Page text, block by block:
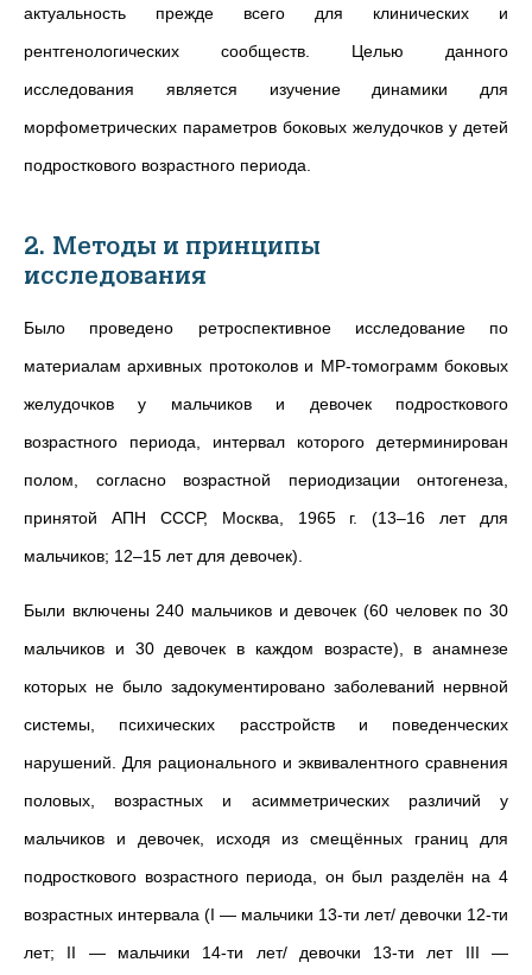
актуальность прежде всего для клинических и
рентгенологических сообществ. Целью данного
исследования является изучение динамики для
морфометрических параметров боковых желудочков у детей
подросткового возрастного периода.
2. Методы и принципы
исследования
Было проведено ретроспективное исследование по
материалам архивных протоколов и МР-томограмм боковых
желудочков у мальчиков и девочек подросткового
возрастного периода, интервал которого детерминирован
полом, согласно возрастной периодизации онтогенеза,
принятой АПН СССР, Москва, 1965 г. (13–16 лет для
мальчиков; 12–15 лет для девочек).
Были включены 240 мальчиков и девочек (60 человек по 30
мальчиков и 30 девочек в каждом возрасте), в анамнезе
которых не было задокументировано заболеваний нервной
системы, психических расстройств и поведенческих
нарушений. Для рационального и эквивалентного сравнения
половых, возрастных и асимметрических различий у
мальчиков и девочек, исходя из смещённых границ для
подросткового возрастного периода, он был разделён на 4
возрастных интервала (I — мальчики 13-ти лет/ девочки 12-ти
лет; II — мальчики 14-ти лет/ девочки 13-ти лет III —